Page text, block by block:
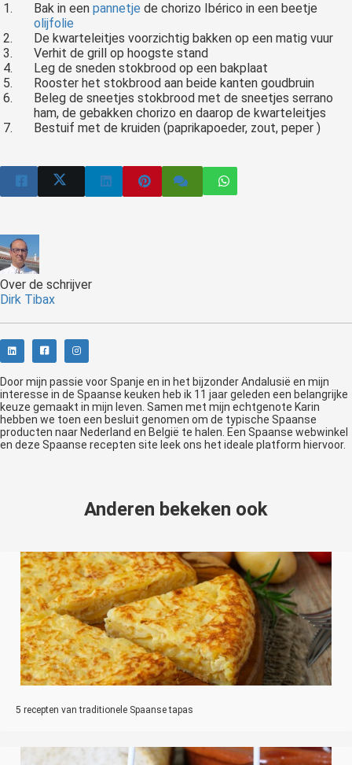
Bak in eenpannetje de chorizo Ibérico in een beetje
olijfolie
De kwarteleitjes voorzichtig bakken op een matig vuur
Verhit de grill op hoogste stand
Leg de sneden stokbrood op een bakplaat
Rooster het stokbrood aan beide kanten goudbruin
Beleg de sneetjes stokbrood met de sneetjes serrano
ham, de gebakken chorizo en daarop de kwarteleitjes
Bestuif met de kruiden (paprikapoeder, zout, peper )
Over de schrijver
Dirk Tibax
Door mijn passie voor Spanje en in het bijzonder Andalusië en mijn
interesse in de Spaanse keuken heb ik 11 jaar geleden een belangrijke
keuze gemaakt in mijn leven. Samen met mijn echtgenote Karin
hebben we toen een besluit genomen om de typische Spaanse
producten naar Nederland en België te halen. Een Spaanse webwinkel
en deze Spaanse recepten site leek ons het ideale platform hiervoor.
Anderen bekeken ook
5 recepten van traditionele Spaanse tapas